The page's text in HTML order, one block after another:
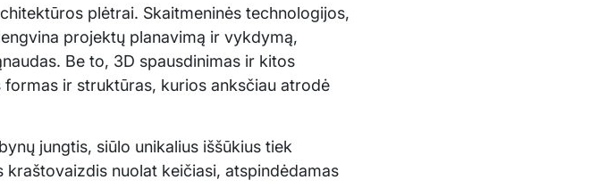
plėtrai. Skaitmeninės technologijos,
projektų planavimą ir vykdymą,
Be to, 3D spausdinimas ir kitos
ir struktūras, kurios anksčiau atrodė
jungtis, siūlo unikalius iššūkius tiek
nuolat keičiasi, atspindėdamas